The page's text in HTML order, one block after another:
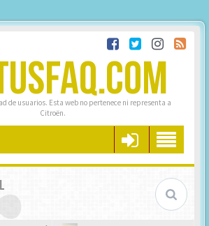
de usuarios. Esta web no pertenece ni representa a
Citroën.